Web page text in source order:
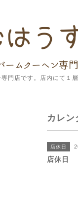
門店です。店内にて１
カレン
店休日
店休日